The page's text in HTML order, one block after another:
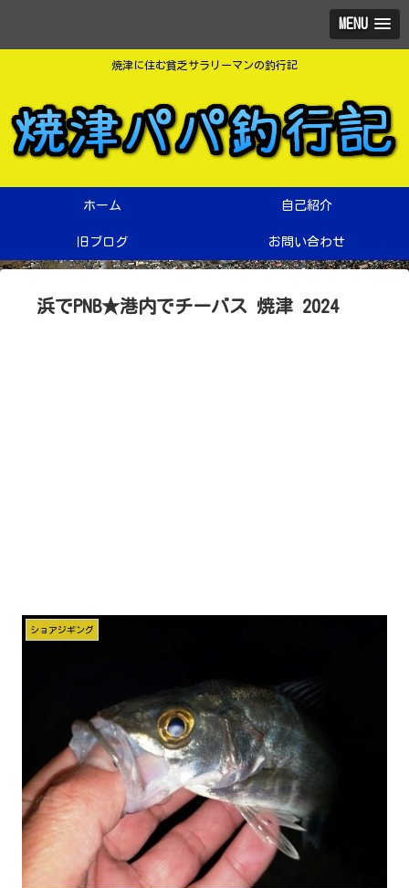
MENU
焼津に住む貧乏サラリーマンの釣行記
ホーム 自己紹介
旧ブログ お問い合わせ
浜でPNB★港内でチーバス 焼津 2024
ショアジギング